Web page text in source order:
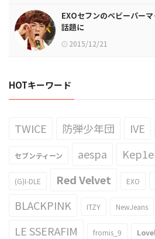
EXOセフンのベビーパー
話題に
2015/12/21
HOTキーワード
TWICE 防弾少年団 IVE
セブンティーン aespa
(G)I-DLE Red Velvet EXO
BLACKPINK ITZY NewJeans
LE SSERAFIM fromis_9